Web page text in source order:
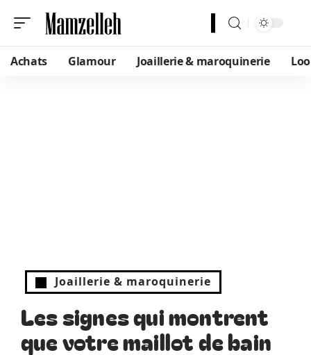
Achats Glamour Joaillerie & maroquinerie
Joaillerie & maroquinerie
Les signes qui montrent
que votre maillot de bain